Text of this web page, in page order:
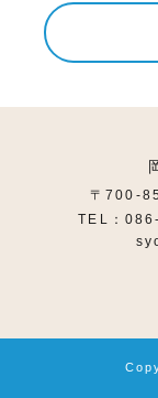
〒700-
TEL：